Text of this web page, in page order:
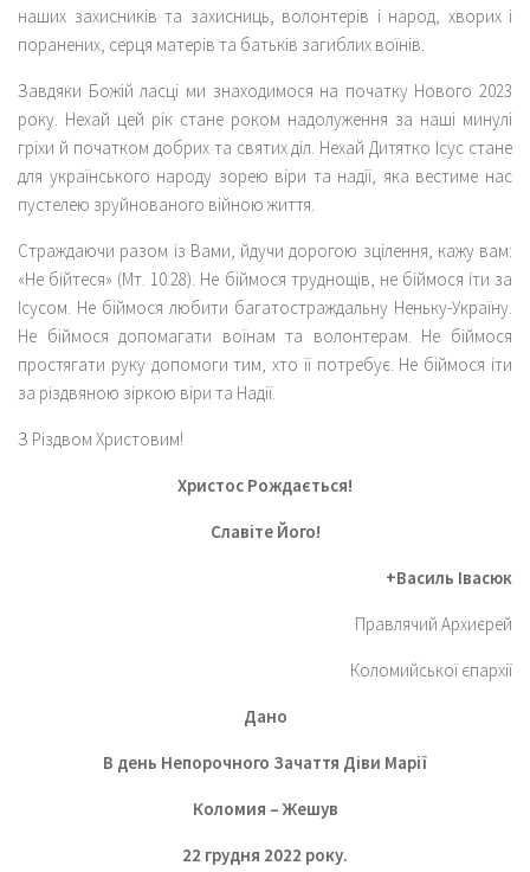
наших захисників та захисниць, волонтерів і народ, хворих і
поранених, серця матерів та батьків загиблих воїнів.
Завдяки Божій ласці ми знаходимося на початку Нового 2023
року. Нехай цей рік стане роком надолуження за наші минулі
гріхи й початком добрих та святих діл. Нехай Дитятко Ісус стане
для українського народу зорею віри та надії, яка вестиме нас
пустелею зруйнованого війною життя.
Страждаючи разом із Вами, йдучи дорогою зцілення, кажу вам:
«Не бійтеся» (Мт. 10:28). Не біймося труднощів, не біймося іти за
Ісусом. Не біймося любити багатостраждальну Неньку-Україну.
Не біймося допомагати воїнам та волонтерам. Не біймося
простягати руку допомоги тим, хто її потребує. Не біймося іти
за різдвяною зіркою віри та Надії.
З Різдвом Христовим!
Христос Рождається!
Славіте Його!
+Василь Івасюк
Правлячий Архиєрей
Коломийської єпархії
Дано
В день Непорочного Зачаття Діви Марії
Коломия – Жешув
22 грудня 2022 року.